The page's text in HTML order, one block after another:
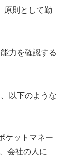
原則として勤
力を確認する
以下のような
ケットマネー
会社の人に